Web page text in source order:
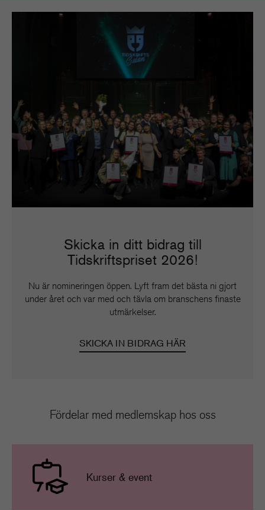
Skicka in ditt bidrag till
Tidskriftspriset 2026!
Nu är nomineringen öppen. Lyft fram det bästa ni gjort
under året och var med och tävla om branschens finaste
utmärkelser.
SKICKA IN BIDRAG HÄR
Fördelar med medlemskap hos oss
Kurser & event